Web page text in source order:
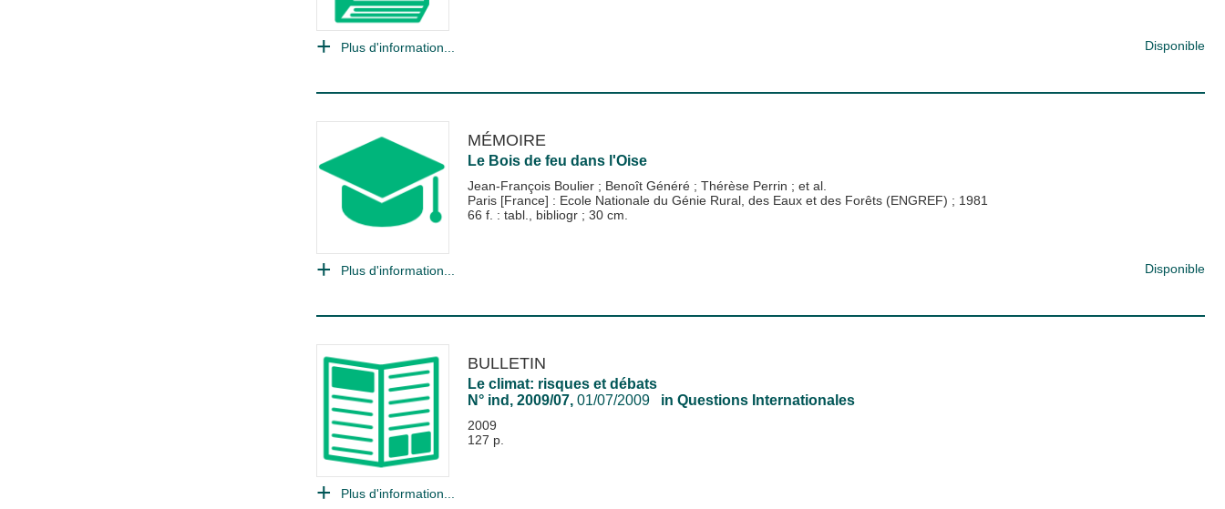
Plus d'information... Disponible
MÉMOIRE
Le Bois de feu dans l'Oise
Jean-François Boulier ; Benoît Généré ; Thérèse Perrin ; et al.
Paris [France] : Ecole Nationale du Génie Rural, des Eaux et des Forêts (ENGREF) ; 1981
66 f. : tabl., bibliogr ; 30 cm.
Plus d'information... Disponible
BULLETIN
Le climat: risques et débats
N° ind, 2009/07,01/07/2009 in Questions Internationales
2009
127 p.
Plus d'information...